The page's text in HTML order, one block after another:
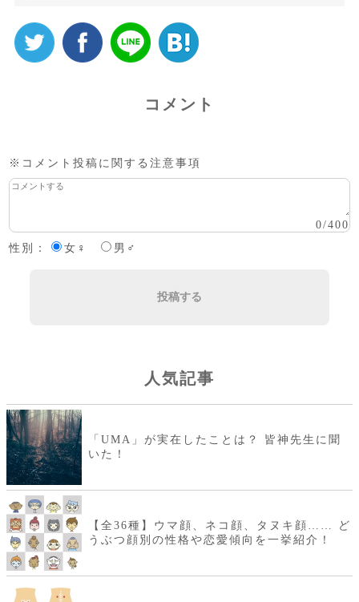
コメント
※コメント投稿に関する注意事項
0/400
性別：
女♀ 男♂
投稿する
人気記事
「UMA」が実在したことは？ 皆神先生に聞
いた！
【全36種】ウマ顔、ネコ顔、タヌキ顔…… ど
うぶつ顔別の性格や恋愛傾向を一挙紹介！